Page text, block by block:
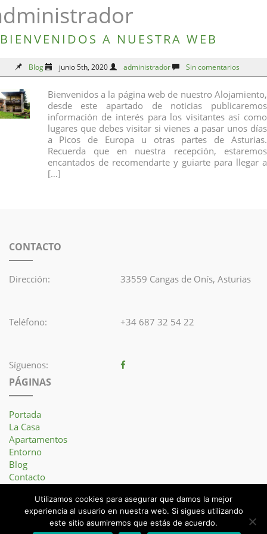
BIENVENIDOS A NUESTRA WEB
Blog junio 5th, 2020 administrador Sin comentarios
Bienvenidos a la página web de nuestro Alojamiento,
desde este apartado de noticias publicaremos
información de interés para los visitantes así como
lugares que debes visitar si vienes a pasar unos días
a Picos de Europa u otras partes de Asturias.
Recuerda que en nuestra recepción, estaremos
encantados de recomendarte y guiarte para llegar a
[…]
CONTACTO
Dirección: 33559 Cangas de Onís, Asturias
Teléfono: +34 687 32 54 22
Síguenos:
PÁGINAS
Portada
La Casa
Apartamentos
Entorno
Blog
Contacto
Aviso legal Política de privacidad Política de cancelación &
Utilizamos cookies para asegurar que damos la mejor
experiencia al usuario en nuestra web. Si sigues utilizando
este sitio asumiremos que estás de acuerdo.